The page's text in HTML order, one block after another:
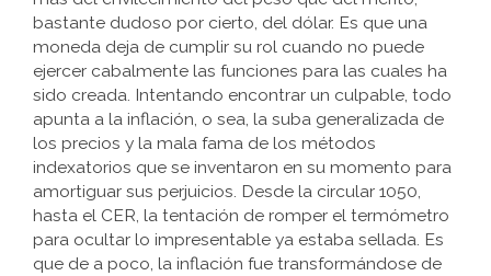
bastante dudoso por cierto, del dólar. Es que una
moneda deja de cumplir su rol cuando no puede
ejercer cabalmente las funciones para las cuales ha
sido creada. Intentando encontrar un culpable, todo
apunta a la inflación, o sea, la suba generalizada de
los precios y la mala fama de los métodos
indexatorios que se inventaron en su momento para
amortiguar sus perjuicios. Desde la circular 1050,
hasta el CER, la tentación de romper el termómetro
para ocultar lo impresentable ya estaba sellada. Es
que de a poco, la inflación fue transformándose de